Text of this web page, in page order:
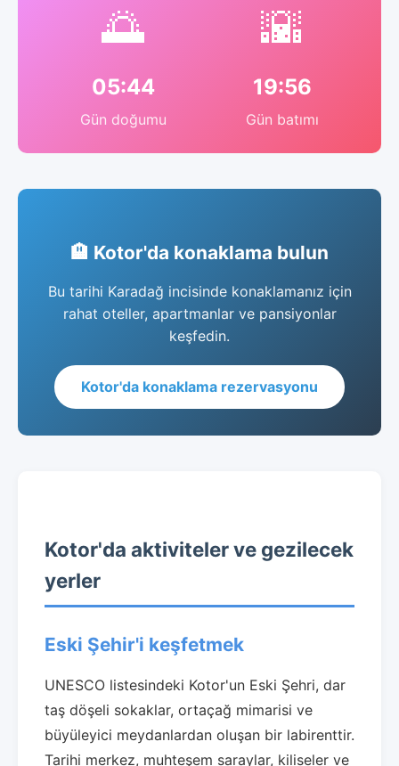
🌅
05:44
Gün doğumu
🌇
19:56
Gün batımı
🏨 Kotor'da konaklama bulun
Bu tarihi Karadağ incisinde konaklamanız için
rahat oteller, apartmanlar ve pansiyonlar
keşfedin.
Kotor'da konaklama rezervasyonu
Kotor'da aktiviteler ve gezilecek
yerler
Eski Şehir'i keşfetmek
UNESCO listesindeki Kotor'un Eski Şehri, dar
taş döşeli sokaklar, ortaçağ mimarisi ve
büyüleyici meydanlardan oluşan bir labirenttir.
Tarihi merkez, muhteşem saraylar, kiliseler ve